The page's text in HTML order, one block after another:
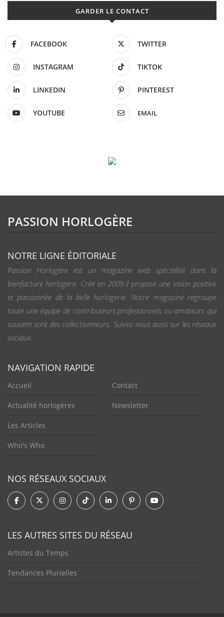
GARDER LE CONTACT
FACEBOOK TWITTER
INSTAGRAM TIKTOK
LINKEDIN PINTEREST
YOUTUBE EMAIL
PASSION HORLOGÈRE
NOTRE LIGNE ÉDITORIALE
Passion Horlogère est un magazine web spécialisé dans la
bienfacture horlogère. Créé en 2009 il propose une vision positive
et passionnée de la belle horlogerie. Notre magazine regroupe
toute une équipe de contributeurs professionnels ou amateurs qui
souvent sont des collectionneurs. Suivez-nous aussi sur les réseaux
sociaux.
NAVIGATION RAPIDE
Accueil
Actualité horlogères
Les Articles
Who's Who
Contact
Newsletter
NOS RÉSEAUX SOCIAUX
LES AUTRES SITES DU RÉSEAU
Artistes du Temps
Tendances Plurielles